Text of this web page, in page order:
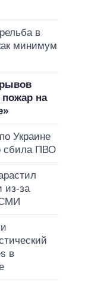
в
минимум
на
Украине
сбила ПВО
из-за
СМИ
в